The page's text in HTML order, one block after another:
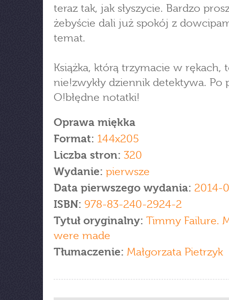
teraz tak, jak słyszycie. Bardzo
żebyście dali już spokój z
temat.
Książka, którą trzymacie w rękach,
nie!zwykły dziennik detektywa. Po
O!błędne notatki!
Oprawa miękka
Format: 144x205
Liczba stron: 320
Wydanie: pierwsze
Data pierwszego wydania: 2014-
ISBN: 978-83-240-2924-2
Tytuł oryginalny: Timmy Failure.
were made
Tłumaczenie: Małgorzata Pietrzyk